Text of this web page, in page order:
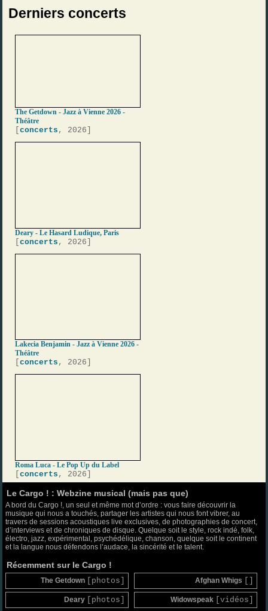
Derniers concerts
The Getdown - Jazz à Vienne 2026 -
Théâtre
[concerts , 2026]
Deary - Le Hasard Ludique, Paris
[concerts , 2026]
Lakecia Benjamin - Jazz à Vienne 2026 -
Théâtre
[concerts , 2026]
Roma Luca - Le Pop Up du Label
[concerts , 2026]
Le Cargo ! : Webzine musical (mais pas que)
A bord du Cargo !, un seul et même mot d’ordre : vous faire découvrir la
musique qui nous a touchés, partager les artistes qui nous font vibrer, au
travers de sessions acoustiques live exclusives, de photographies de concert,
d’interviews et de chroniques de disque. Quelque soit le style, rock indé, folk,
électro, jazz, expérimental, psychédélique, chanson, quelque soit le continent
et la langue nous défendons l’audace, la sincérité et le talent.
Récemment sur le Cargo !
The Getdown [photos] Afghan Whigs
Deary [photos] Widowspeak [vidéos]